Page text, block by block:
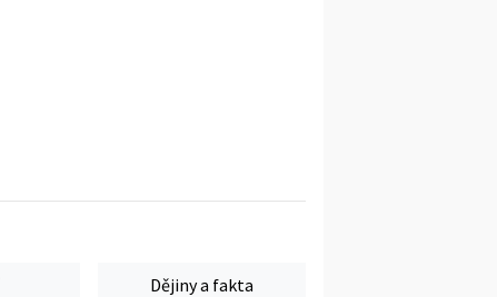
Dějiny a fakta